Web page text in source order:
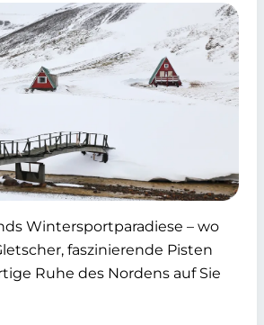
Wintersportparadiese – wo
faszinierende Pisten
Ruhe des Nordens auf Sie